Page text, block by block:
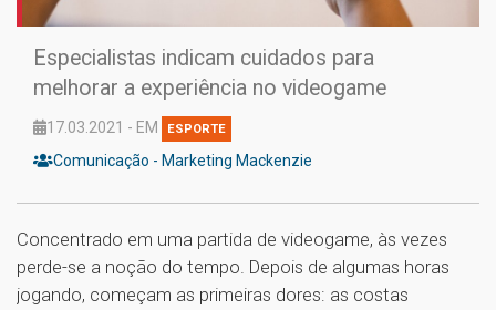
Especialistas indicam cuidados para
melhorar a experiência no videogame
17.03.2021 - EM ESPORTE
Comunicação - Marketing Mackenzie
Concentrado em uma partida de videogame, às vezes
perde-se a noção do tempo. Depois de algumas horas
jogando, começam as primeiras dores: as costas